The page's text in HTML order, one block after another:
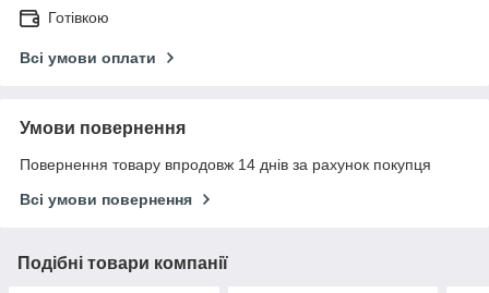
Готівкою
Всі умови оплати
Умови повернення
Повернення товару впродовж 14 днів за рахунок покупця
Всі умови повернення
Подібні товари компанії